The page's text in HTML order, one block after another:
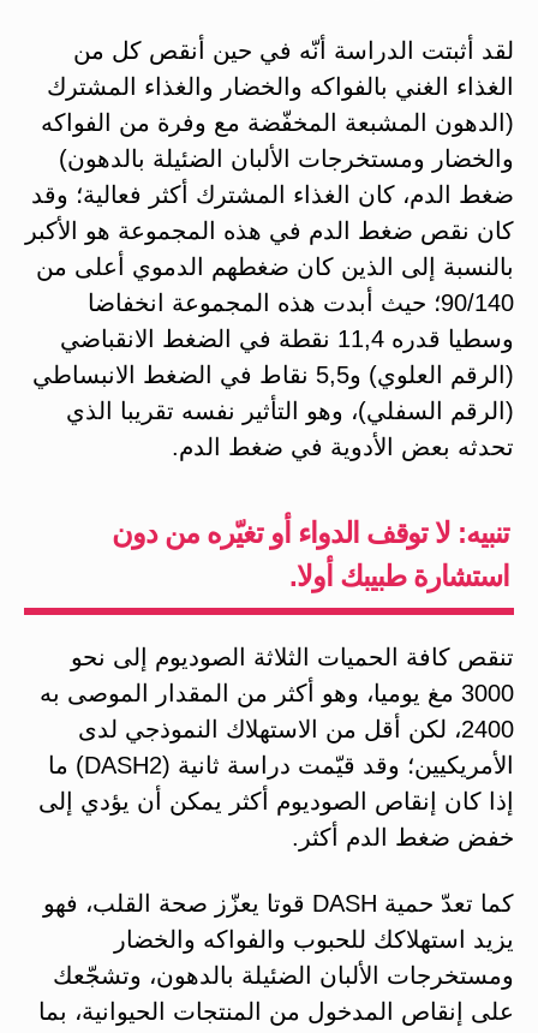
لقد أثبتت الدراسة أنّه في حين أنقص كل من
الغذاء الغني بالفواكه والخضار والغذاء المشترك
(الدهون المشبعة المخفّضة مع وفرة من الفواكه
والخضار ومستخرجات الألبان الضئيلة بالدهون)
ضغط الدم، كان الغذاء المشترك أكثر فعالية؛ وقد
كان نقص ضغط الدم في هذه المجموعة هو الأكبر
بالنسبة إلى الذين كان ضغطهم الدموي أعلى من
90/140؛ حيث أبدت هذه المجموعة انخفاضا
وسطيا قدره 11,4 نقطة في الضغط الانقباضي
(الرقم العلوي) و5,5 نقاط في الضغط الانبساطي
(الرقم السفلي)، وهو التأثير نفسه تقريبا الذي
تحدثه بعض الأدوية في ضغط الدم.
تنبيه: لا توقف الدواء أو تغيّره من دون
استشارة طبيبك أولا.
تنقص كافة الحميات الثلاثة الصوديوم إلى نحو
3000 مغ يوميا، وهو أكثر من المقدار الموصى به
2400، لكن أقل من الاستهلاك النموذجي لدى
الأمريكيين؛ وقد قيّمت دراسة ثانية (DASH2) ما
إذا كان إنقاص الصوديوم أكثر يمكن أن يؤدي إلى
خفض ضغط الدم أكثر.
كما تعدّ حمية DASH قوتا يعزّز صحة القلب، فهو
يزيد استهلاكك للحبوب والفواكه والخضار
ومستخرجات الألبان الضئيلة بالدهون، وتشجّعك
على إنقاص المدخول من المنتجات الحيوانية، بما